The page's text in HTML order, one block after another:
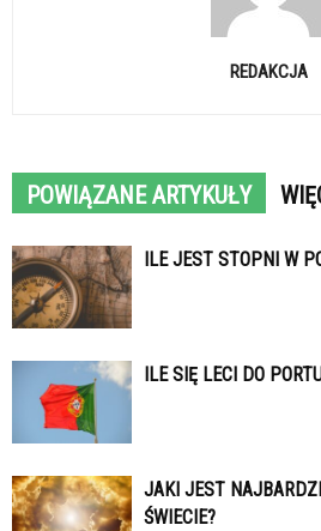
REDAKCJA
POWIĄZANE ARTYKUŁY
ILE JEST STOPNI W
ILE SIĘ LECI DO
JAKI JEST
ŚWIECIE?